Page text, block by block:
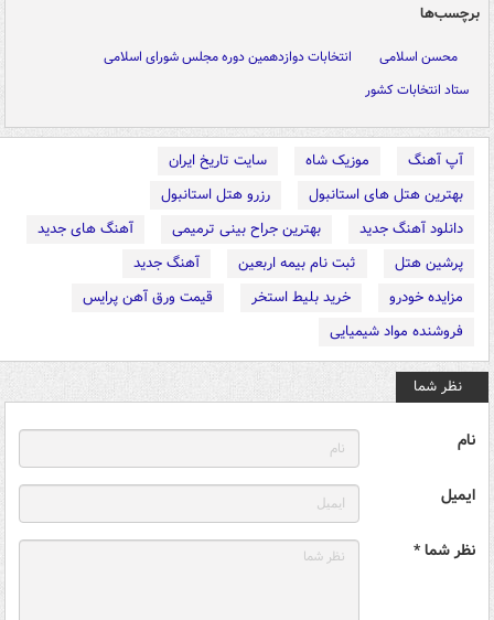
برچسب‌ها
محسن اسلامی
انتخابات دوازدهمین دوره مجلس شورای اسلامی
ستاد انتخابات کشور
آپ آهنگ موزیک شاه
سایت تاریخ ایران
بهترین هتل های استانبول
رزرو هتل استانبول
دانلود آهنگ جدید
بهترین جراح بینی ترمیمی
آهنگ های جدید
پرشین هتل
ثبت نام بیمه اربعین
آهنگ جدید
مزایده خودرو
خرید بلیط استخر
قیمت ورق آهن پرایس
فروشنده مواد شیمیایی
نظر شما
نام
ایمیل
نظر شما *